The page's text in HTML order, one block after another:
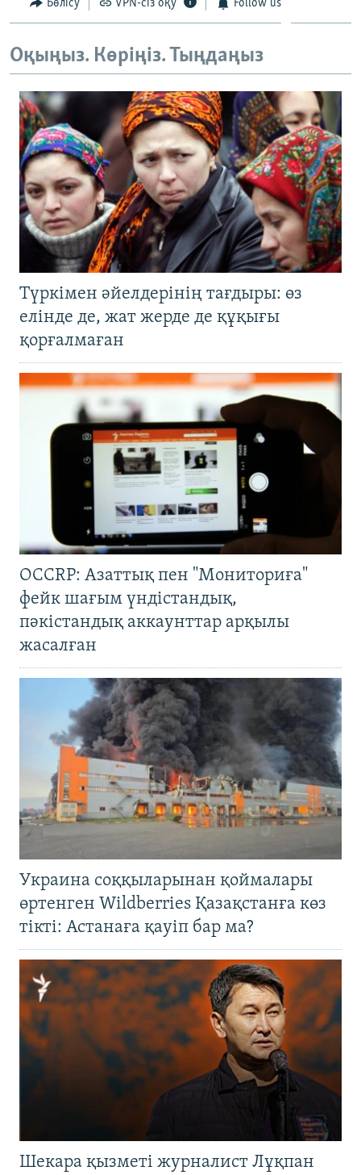
Бөлісу VPN-сіз оқу Follow us
Оқыңыз. Көріңіз. Тыңдаңыз
Түркімен әйелдерінің тағдыры: өз
елінде де, жат жерде де құқығы
қорғалмаған
OCCRP: Азаттық пен "Мониториға"
фейк шағым үндістандық,
пәкістандық аккаунттар арқылы
жасалған
Украина соққыларынан қоймалары
өртенген Wildberries Қазақстанға көз
тікті: Астанаға қауіп бар ма?
Шекара қызметі журналист Лұқпан